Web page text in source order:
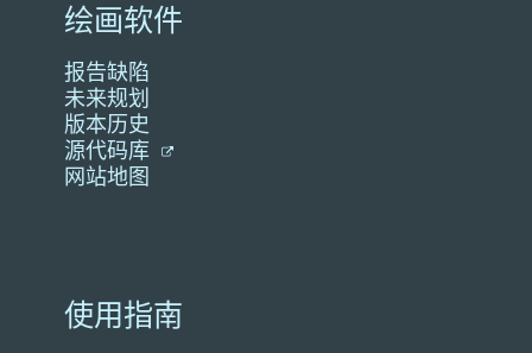
绘画软件
报告缺陷
未来规划
版本历史
源代码库
网站地图
使用指南